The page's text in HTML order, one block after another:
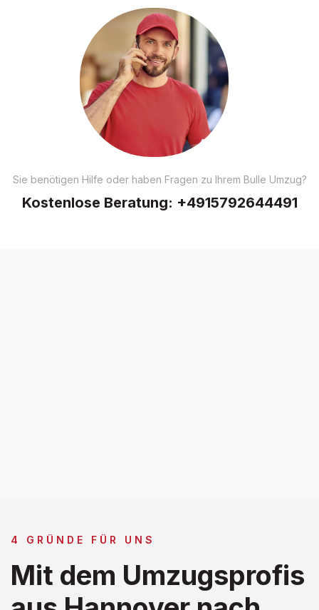
Sie benötigen Hilfe oder haben Fragen zu Ihrem Bulle Umzug?
Kostenlose Beratung: +4915792644491
4 GRÜNDE FÜR UNS
Mit dem Umzugsprofis